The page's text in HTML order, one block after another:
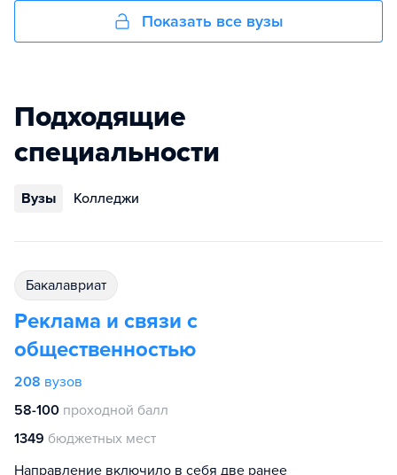
Показать все вузы
Подходящие
специальности
Вузы Колледжи
бакалавриат
Реклама и связи с
общественностью
208 вузов
58-100 проходной балл
1349 бюджетных мест
Направление включило в себя две ранее